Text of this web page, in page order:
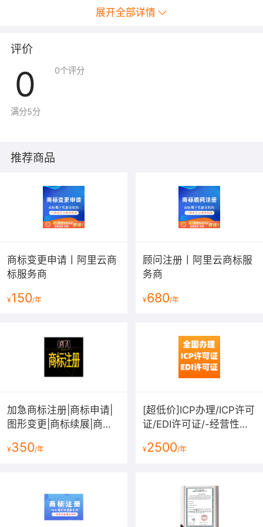
展开全部详情
评价
0
满分5分
0个评分
推荐商品
商标变更申请丨阿里云商
标服务商
¥150/年
顾问注册丨阿里云商标服
务商
¥680/年
加急商标注册|商标申请|
图形变更|商标续展|商标
拿不到受理通知书退款
¥350/年
[超低价]ICP办理/ICP许可
证/EDI许可证/-经营性网
务许可证
¥2500/年